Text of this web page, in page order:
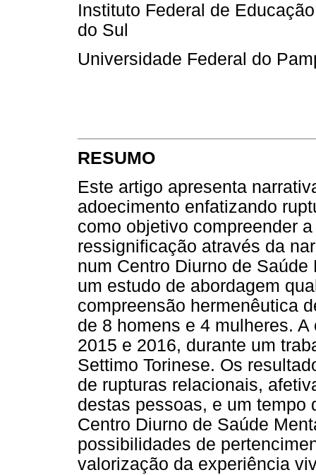
Instituto Federal de
do Sul
Universidade Federal do
RESUMO
Este artigo apresenta
adoecimento enfatizando
como objetivo compreender
ressignificação através da
num Centro Diurno de
um estudo de abordagem
compreensão hermenêutica
de 8 homens e 4 mulheres.
2015 e 2016, durante um
Settimo Torinese. Os
de rupturas relacionais,
destas pessoas, e um tempo
Centro Diurno de Saúde
possibilidades de
valorização da experiência